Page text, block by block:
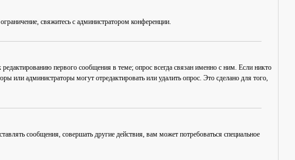
свяжитесь с администратором конференции.
первого сообщения в теме; опрос всегда связан именно с ним. Если никто
или администраторы могут отредактировать или удалить опрос. Это сделано для того,
сообщения, совершать другие действия, вам может потребоваться специальное